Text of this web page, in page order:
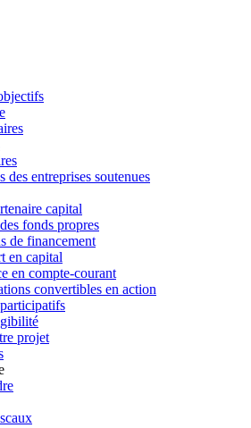
des entreprises soutenues
capital
fonds propres
de financement
en capital
en compte-courant
convertibles en action
projet